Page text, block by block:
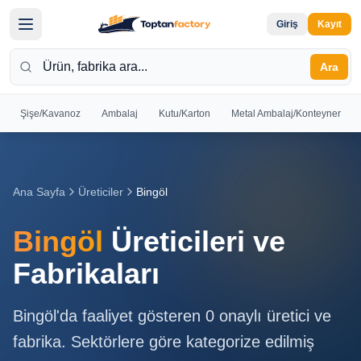
Giriş Kayıt
Ara
Şişe/Kavanoz Ambalaj Kutu/Karton Metal Ambalaj/Konteyner
Giriş yapın
Giriş
Yap
Kayıt
Ana
Sayfa
Ana Sayfa Üreticiler Bingöl
Bingöl Üreticileri ve
Fabrikaları
Bingöl 'da faaliyet gösteren 0 onaylı üretici ve
fabrika. Sektörlere göre kategorize edilmiş